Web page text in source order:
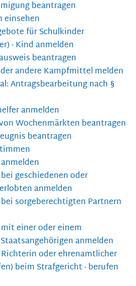
beantragen
einsehen
für Schulkinder
- Kind anmelden
beantragen
andere Kampfmittel melden
Antragsbearbeitung nach §
anmelden
Wochenmärkten beantragen
beantragen
geschiedenen oder
anmelden
sorgeberechtigten Partnern
einer oder einem
anmelden
oder ehrenamtlicher
beim Strafgericht - berufen